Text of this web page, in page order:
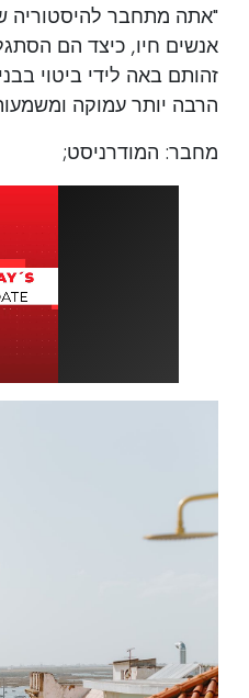
"אתה מתחבר להיסטוריה
אנשים חיו, כיצד הם
זהותם באה לידי ביטוי
הרבה יותר עמוקה
מחבר: המודרניסט;